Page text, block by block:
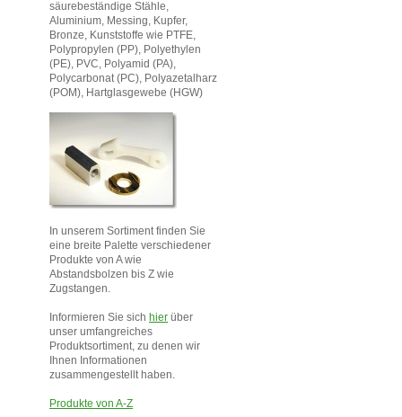
säurebeständige Stähle,
Aluminium, Messing, Kupfer,
Bronze, Kunststoffe wie PTFE,
Polypropylen (PP), Polyethylen
(PE), PVC, Polyamid (PA),
Polycarbonat (PC), Polyazetalharz
(POM), Hartglasgewebe (HGW)
In unserem Sortiment finden Sie
eine breite Palette verschiedener
Produkte von A wie
Abstandsbolzen bis Z wie
Zugstangen.
Informieren Sie sich hier über
unser umfangreiches
Produktsortiment, zu denen wir
Ihnen Informationen
zusammengestellt haben.
Produkte von A-Z